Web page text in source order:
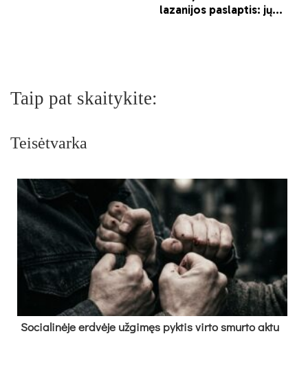
Taip pat skaitykite:
Teisėtvarka
So­cia­li­nė­je erd­vė­je už­gi­męs pyk­tis vir­to smur­to ak­tu